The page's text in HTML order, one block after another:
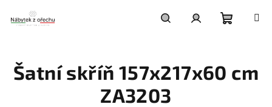
obsah
košík
Šatní skříň 157x217x60 cm
ZA3203